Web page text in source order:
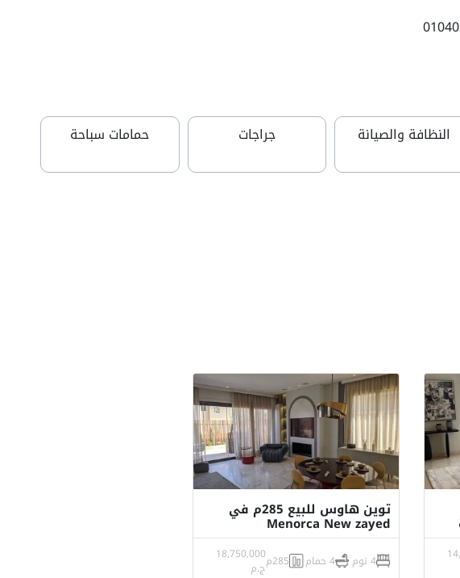
النظافة والصيانة جراجات حمامات سباحة
توين هاوس للبيع 285م في
Menorca New zayed
4 نوم 4 حمام 285م 18,750,000
ج.م